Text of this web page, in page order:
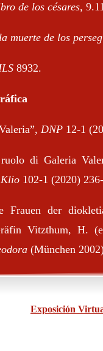
de los césares,
muerte de los
8932.
DNP 12-1
di Galeria
Klio 102-1 (2020)
Frauen der
Vitzthum, H.
(München
Exposición